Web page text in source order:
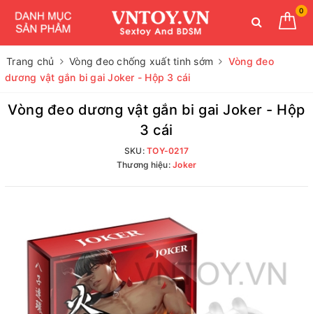
0
Trang chủ Vòng đeo chống xuất tinh sớm
Vòng đeo
dương vật gắn bi gai Joker - Hộp 3 cái
Vòng đeo dương vật gắn bi gai Joker - Hộp
3 cái
SKU:TOY-0217
Thương hiệu: Joker